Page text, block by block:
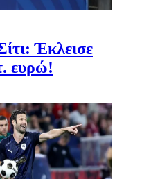
Έκλεισε
ευρώ!